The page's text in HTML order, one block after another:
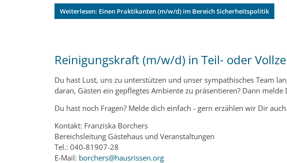
Weiterlesen: Einen Praktikanten (m/w/d) im Bereich Sicherheitspolitik
Reinigungskraft (m/w/d) in Teil- oder
Du hast Lust, uns zu unterstützen und unser sympathisches Team
daran, Gästen ein gepflegtes Ambiente zu präsentieren? Dann melde
Du hast noch Fragen? Melde dich einfach - gern erzählen wir Dir
Kontakt: Franziska Borchers
Bereichsleitung Gästehaus und Veranstaltungen
Tel.: 040-81907-28
E-Mail: borchers@hausrissen.org